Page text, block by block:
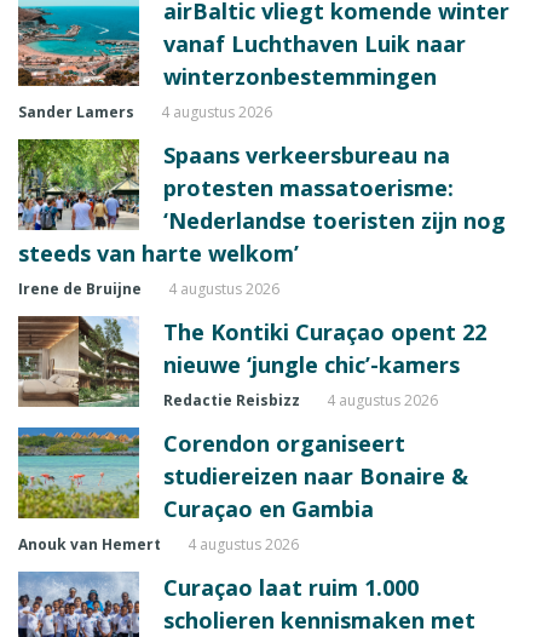
airBaltic vliegt komende winter
vanaf Luchthaven Luik naar
winterzonbestemmingen
Sander Lamers 4 augustus 2026
Spaans verkeersbureau na
protesten massatoerisme:
‘Nederlandse toeristen zijn nog
steeds van harte welkom’
Irene de Bruijne 4 augustus 2026
The Kontiki Curaçao opent 22
nieuwe ‘jungle chic’-kamers
Redactie Reisbizz 4 augustus 2026
Corendon organiseert
studiereizen naar Bonaire &
Curaçao en Gambia
Anouk van Hemert 4 augustus 2026
Curaçao laat ruim 1.000
scholieren kennismaken met